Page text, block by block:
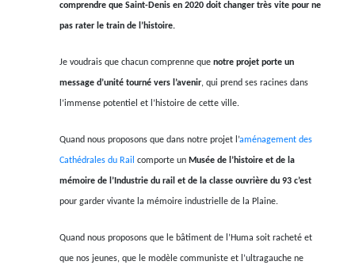
comprendre que Saint-Denis en 2020 doit changer très vite pour ne
pas rater le train de l’histoire.
Je voudrais que chacun comprenne que notre projet porte un
message d’unité tourné vers l’avenir, qui prend ses racines dans
l’immense potentiel et l’histoire de cette ville.
Quand nous proposons que dans notre projet l’aménagement des
Cathédrales du Rail comporte un Musée de l’histoire et de la
mémoire de l’Industrie du rail et de la classe ouvrière du 93 c’est
pour garder vivante la mémoire industrielle de la Plaine.
Quand nous proposons que le bâtiment de l’Huma soit racheté et
que nos jeunes, que le modèle communiste et l’ultragauche ne